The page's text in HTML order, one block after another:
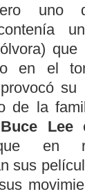
uno
que
en el
su
de la
Buce Lee
en
sus